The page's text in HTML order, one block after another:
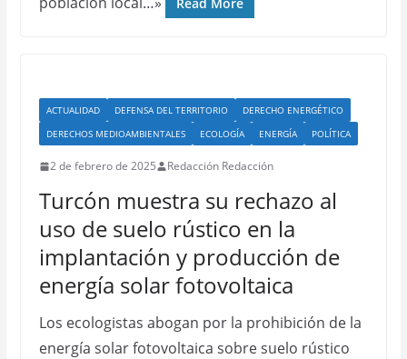
ACTUALIDAD DEFENSA DEL TERRITORIO
DERECHO ENERGÉTICO
DERECHOS MEDIOAMBIENTALES
ECOLOGÍA ENERGÍA POLÍTICA
2 de febrero de 2025 Redacción Redacción
Turcón muestra su rechazo al
uso de suelo rústico en la
implantación y producción de
energía solar fotovoltaica
Los ecologistas abogan por la prohibición de la
energía solar fotovoltaica sobre suelo rústico